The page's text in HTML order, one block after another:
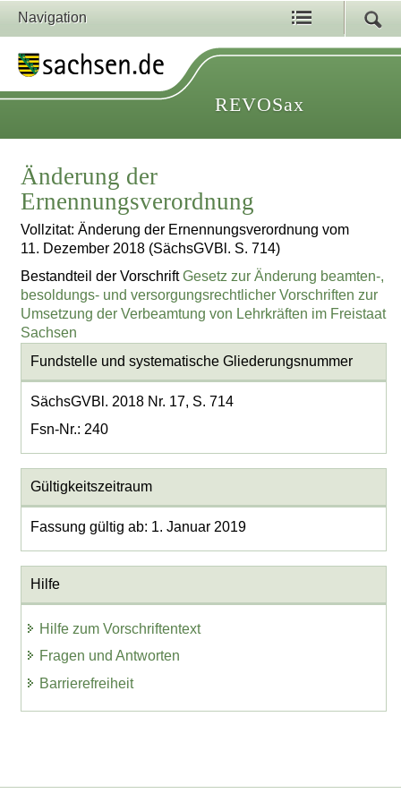
Navigation
REVOSax
Änderung der
Ernennungsverordnung
Vollzitat: Änderung der Ernennungsverordnung vom
11. Dezember 2018 (SächsGVBl. S. 714)
Bestandteil der VorschriftGesetz zur Änderung beamten-,
besoldungs- und versorgungsrechtlicher Vorschriften zur
Umsetzung der Verbeamtung von Lehrkräften im Freistaat
Sachsen
Fundstelle und systematische Gliederungsnummer
SächsGVBl. 2018 Nr. 17, S. 714
Fsn-Nr.: 240
Gültigkeitszeitraum
Fassung gültig ab: 1. Januar 2019
Hilfe
Hilfe zum Vorschriftentext
Fragen und Antworten
Barrierefreiheit